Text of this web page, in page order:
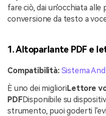
fare ciò, dai un'occhiata alle
conversione da testo a
1. Altoparlante PDF e
Compatibilità: Sistema
È uno dei miglioriLettore
PDFDisponibile su
strumento, puoi goderti